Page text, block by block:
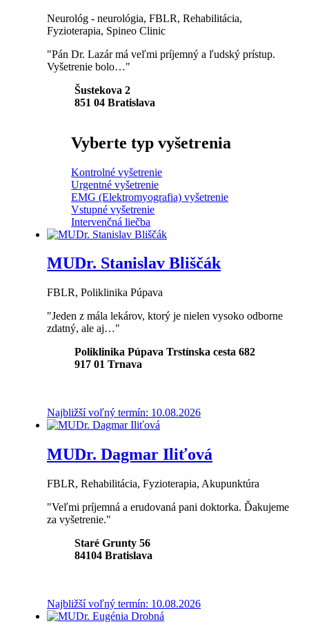
Neurológ - neurológia, FBLR, Rehabilitácia,
Fyzioterapia, Spineo Clinic
"Pán Dr. Lazár má veľmi príjemný a ľudský prístup.
Vyšetrenie bolo…"
Šustekova 2
851 04 Bratislava
Vyberte typ vyšetrenia
Kontrolné vyšetrenie
Urgentné vyšetrenie
EMG (Elektromyografia) vyšetrenie
Vstupné vyšetrenie
Intervenčná liečba
MUDr. Stanislav Bliščák
FBLR, Poliklinika Púpava
"Jeden z mála lekárov, ktorý je nielen vysoko odborne
zdatný, ale aj…"
Poliklinika Púpava Trstínska cesta 682
917 01 Trnava
Najbližší voľný termín: 10.08.2026
MUDr. Dagmar Iliťová
FBLR, Rehabilitácia, Fyzioterapia, Akupunktúra
"Veľmi príjemná a erudovaná pani doktorka. Ďakujeme
za vyšetrenie."
Staré Grunty 56
84104 Bratislava
Najbližší voľný termín: 10.08.2026